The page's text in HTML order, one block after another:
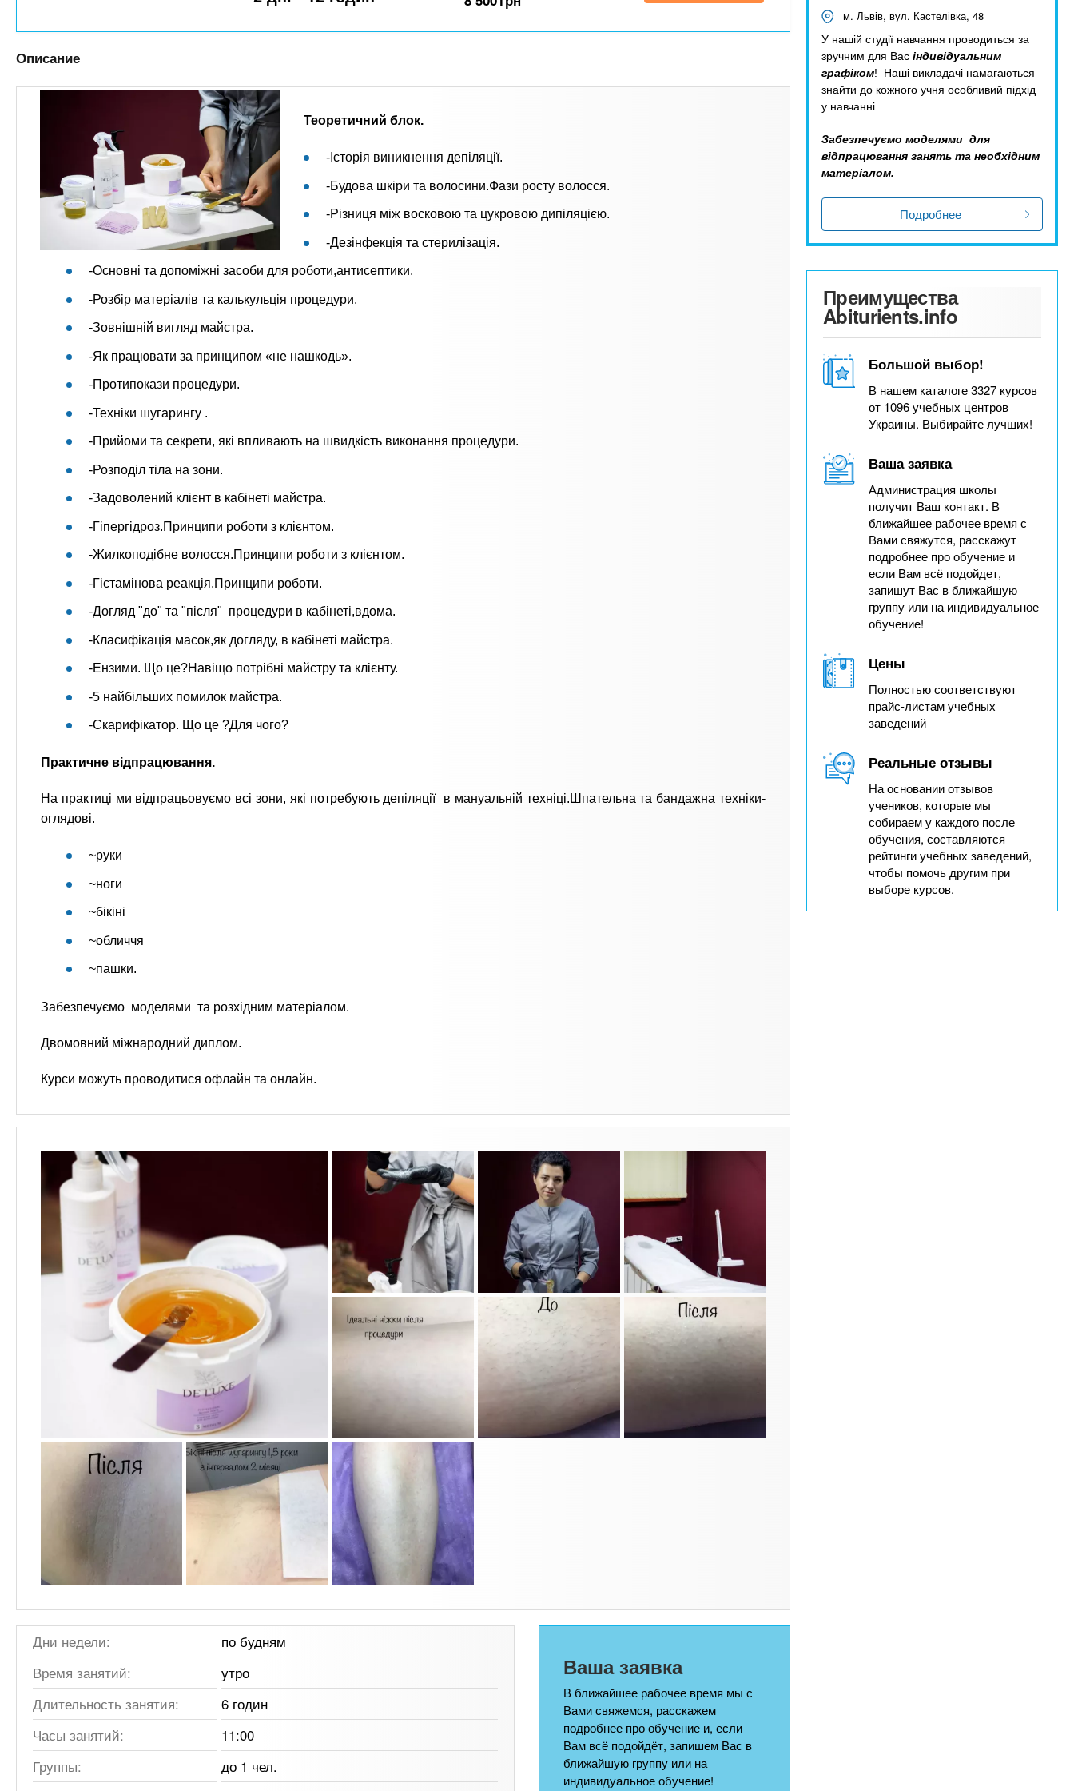
n
t
s
n
з
а
Описание
Теоретичний блок.
-Історія виникнення депіляції.
-Будова шкіри та волосини.Фази росту волосся.
-Різниця між восковою та цукровою дипіляцією.
-Дезінфекція та стерилізація.
-Основні та допоміжні засоби для роботи,антисептики.
-Розбір матеріалів та калькульція процедури.
-Зовнішній вигляд майстра.
-Як працювати за принципом «не нашкодь».
-Протипокази процедури.
-Техніки шугарингу .
-Прийоми та секрети, які впливають на швидкість виконання процедури.
-Розподіл тіла на зони.
-Задоволений клієнт в кабінеті майстра.
-Гіпергідроз.Принципи роботи з клієнтом.
-Жилкоподібне волосся.Принципи роботи з клієнтом.
-Гістамінова реакція.Принципи роботи.
-Догляд "до" та "після" процедури в кабінеті,вдома.
-Класифікація масок,як догляду, в кабінеті майстра.
-Ензими. Що це?Навіщо потрібні майстру та клієнту.
-5 найбільших помилок майстра.
-Скарифікатор. Що це ?Для чого?
Практичне відпрацювання.
На практиці ми відпрацьовуємо всі зони, які потребують депіляції в мануальній техніці.Шпательна та бандажна техніки-
оглядові.
~руки
~ноги
~бікіні
~обличчя
~пашки.
Забезпечуємо моделями та розхідним матеріалом.
Двомовний міжнародний диплом.
Курси можуть проводитися офлайн та онлайн.
Дни недели:
по будням
Время занятий:
утро
Длительность занятия:
6 годин
Часы занятий:
11:00
Группы:
до 1 чел.
Ваша заявка
В ближайшее рабочее время мы с
Вами свяжемся, расскажем
подробнее про обучение и, если
Вам всё подойдёт, запишем Вас в
ближайшую группу или на
индивидуальное обучение!
м. Львів, вул. Кастелівка, 48
У нашій студії навчання проводиться за
зручним для Вас індивідуальним
графіком! Наші викладачі намагаються
знайти до кожного учня особливий підхід
у навчанні.
Забезпечуємо моделями для
відпрацювання занять та необхідним
матеріалом.
Подробнее
Преимущества
Abiturients.info
Большой выбор!
В нашем каталоге 3327 курсов
от 1096 учебных центров
Украины. Выбирайте лучших!
Ваша заявка
Администрация школы
получит Ваш контакт. В
ближайшее рабочее время с
Вами свяжутся, расскажут
подробнее про обучение и
если Вам всё подойдет,
запишут Вас в ближайшую
группу или на индивидуальное
обучение!
Цены
Полностью соответствуют
прайс-листам учебных
заведений
Реальные отзывы
На основании отзывов
учеников, которые мы
собираем у каждого после
обучения, составляются
рейтинги учебных заведений,
чтобы помочь другим при
выборе курсов.